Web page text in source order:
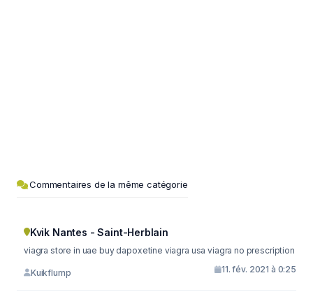
Commentaires de la même catégorie
Kvik Nantes - Saint-Herblain
viagra store in uae buy dapoxetine viagra usa viagra no prescription
Kuikflump 11. fév. 2021 à 0:25